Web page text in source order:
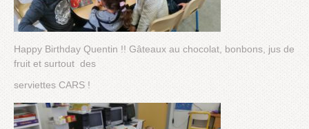
Happy Birthday Quentin !! Gâteaux au chocolat, bonbons, jus de
fruit et surtout des
serviettes CARS !